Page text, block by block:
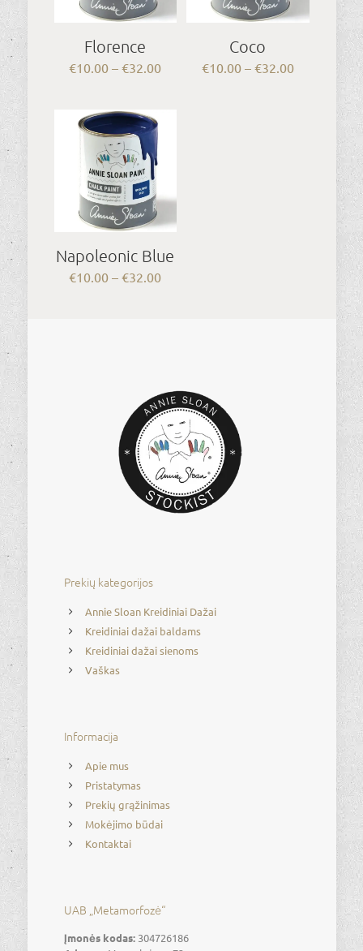
Florence
€10.00 – €32.00Price
Coco
€10.00 – €32.00Price
through
Napoleonic Blue
€10.00 – €32.00Price
Prekių kategorijos
Annie Sloan Kreidiniai Dažai
Kreidiniai dažai baldams
Kreidiniai dažai sienoms
Vaškas
Informacija
Apie mus
Pristatymas
Prekių grąžinimas
Mokėjimo būdai
Kontaktai
UAB „Metamorfozė“
Įmonės kodas:304726186